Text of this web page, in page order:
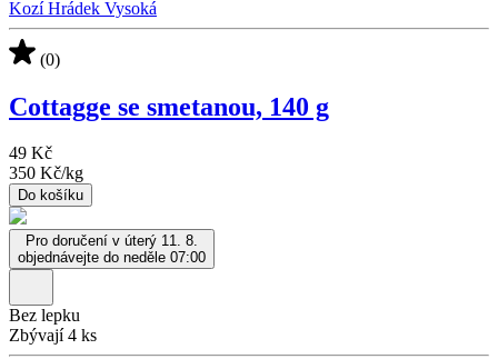
Kozí Hrádek Vysoká
(0)
Cottagge se smetanou, 140 g
49 Kč
350 Kč/kg
Do košíku
Pro doručení v úterý 11. 8.
objednávejte do neděle 07:00
Bez lepku
Zbývají 4 ks